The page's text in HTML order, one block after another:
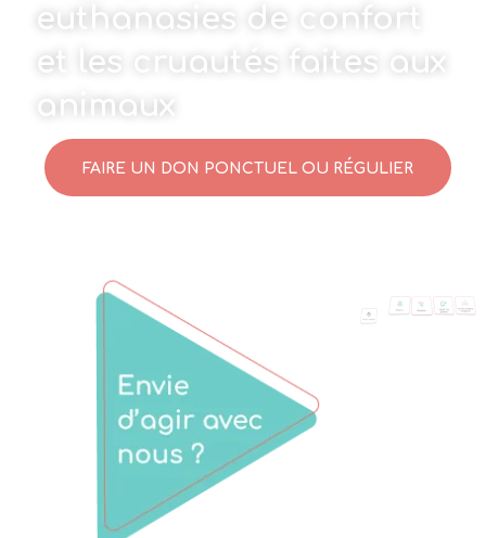
euthanasies de confort
et les cruautés faites aux
animaux
FAIRE UN DON PONCTUEL OU RÉGULIER